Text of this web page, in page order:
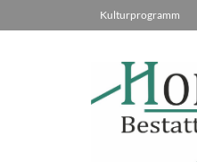
Kulturprogramm